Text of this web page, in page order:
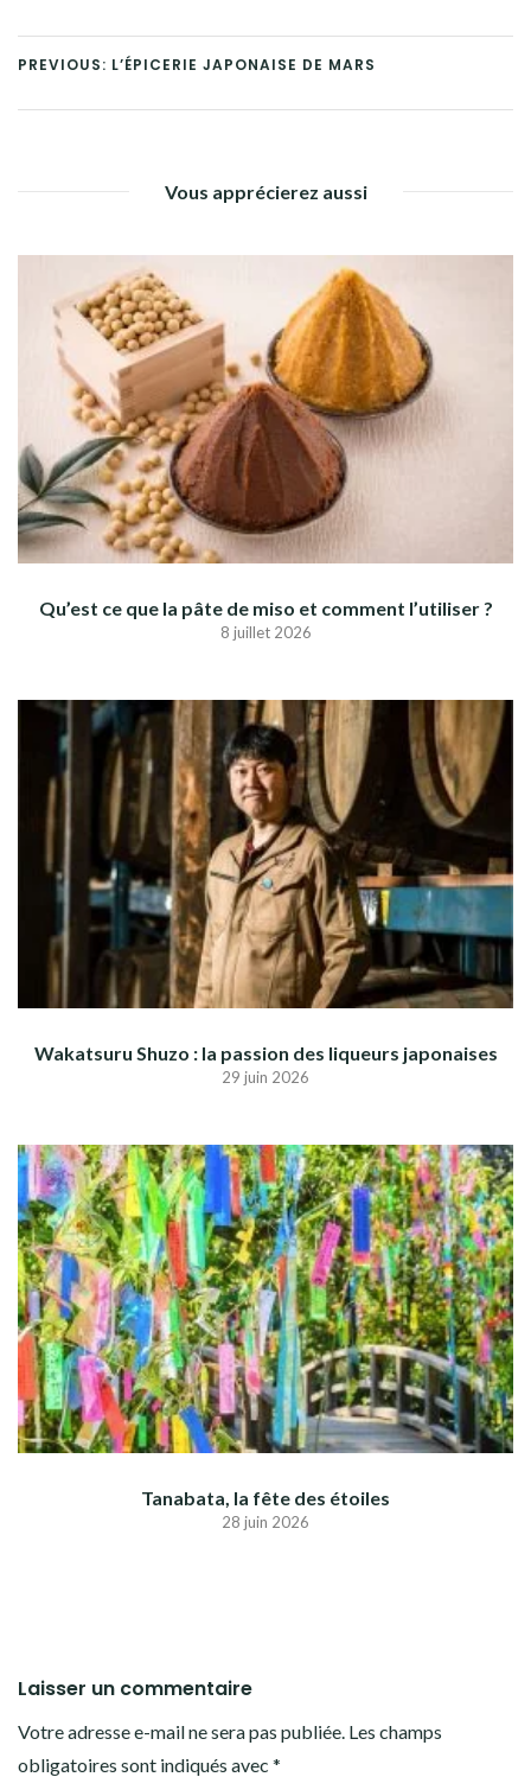
PREVIOUS: L’ÉPICERIE JAPONAISE DE MARS
Vous apprécierez aussi
Qu’est ce que la pâte de miso et comment l’utiliser ?
8 juillet 2026
Wakatsuru Shuzo : la passion des liqueurs japonaises
29 juin 2026
Tanabata, la fête des étoiles
28 juin 2026
Laisser un commentaire
Votre adresse e-mail ne sera pas publiée. Les champs
obligatoires sont indiqués avec *